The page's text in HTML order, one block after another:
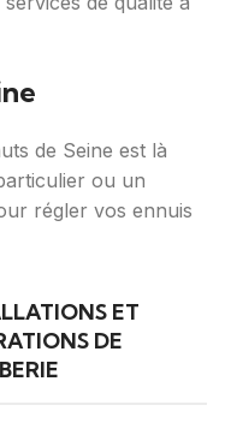
de Seine est là
ou un
régler vos ennuis
ET
DE